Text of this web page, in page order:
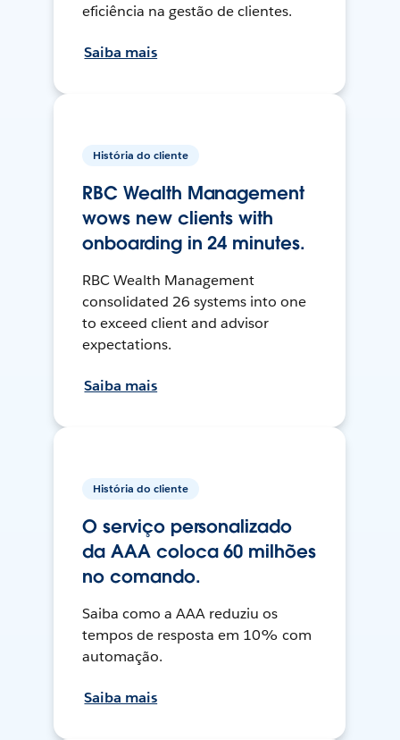
eficiência na gestão de clientes.
Saiba mais
História do cliente
RBC Wealth Management
wows new clients with
onboarding in 24 minutes.
RBC Wealth Management
consolidated 26 systems into one
to exceed client and advisor
expectations.
Saiba mais
História do cliente
O serviço personalizado
da AAA coloca 60 milhões
no comando.
Saiba como a AAA reduziu os
tempos de resposta em 10% com
automação.
Saiba mais